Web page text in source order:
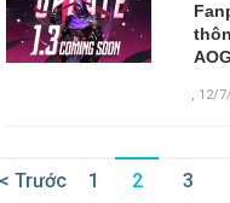
, 12/
< Trước 1 2 3